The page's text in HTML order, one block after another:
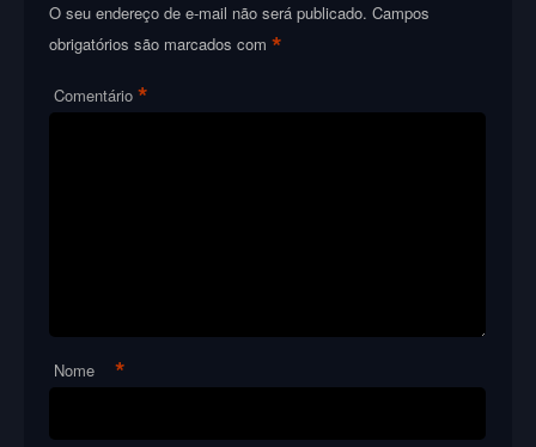
O seu endereço de e-mail não será publicado. Campos
obrigatórios são marcados com*
Comentário *
Nome *